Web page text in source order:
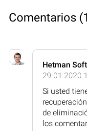
Comentarios
Hetman
29.01.2020
Si usted
de
los